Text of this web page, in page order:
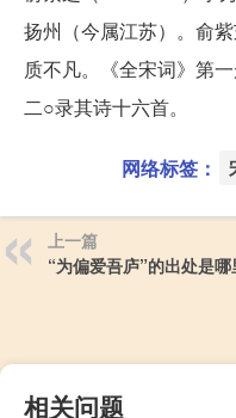
扬州（今属江苏）。俞
质不凡。《全宋词》第
二○录其诗十六首。
网络标签：
上一篇
“为偏爱吾庐”的出处是哪
相关问题